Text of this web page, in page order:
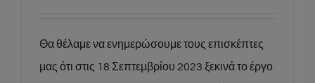
Θα θέλαμε να ενημερώσουμε τους επισκέπτες
μας ότι στις 18 Σεπτεμβρίου 2023 ξεκινά το έργο